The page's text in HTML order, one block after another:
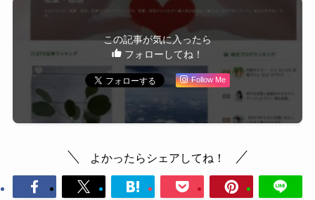
この記事が気に入ったら
フォローしてね！
Follow Me
よかったらシェアしてね！